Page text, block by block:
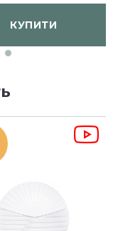
КУПИТИ